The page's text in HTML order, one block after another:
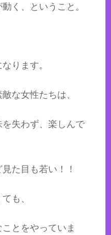
く、ということ。
ります。
な女性たちは、
失わず、楽しんで
た目も若い！！
も、
とをやっていま